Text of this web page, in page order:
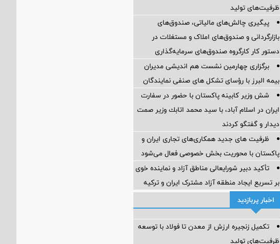
ظرفیت‌های تولید
پیگیری چالش‌های مالیاتی، صندوق‌های
بازارگردانی و صندوق‌های املاک و مستغلات در
دستور کار کارگروه صندوق‌های سرمایه‌گذاری
برگزاری چهارمین نشست هم اندیشی مدیران
بیمه البرز با رؤسای تشکل های صنفی نمایندگان
شش وزیر کابینه پاکستان با حضور در سفارت
ایران در اسلام آباد، با سيد محمد اتابك وزير صمت
ديدار و گفتگو كردند
ظرفیت های جدید همکاری‌های تجاری ایران و
پاکستان با محوریت بخش خصوصی فعال می‌شود
تأکید دبیر شورایعالی مناطق آزاد و نماینده خوی
بر تسریع ایجاد منطقه آزاد مشترک ایران و ترکیه
اخبار پربازدید
تکمیل زنجیره ارزش از معدن تا فولاد با توسعه
ظرفیت‌های تولید